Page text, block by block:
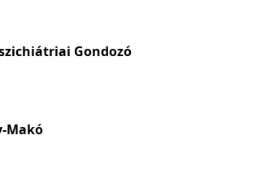
Gondozó
Makó